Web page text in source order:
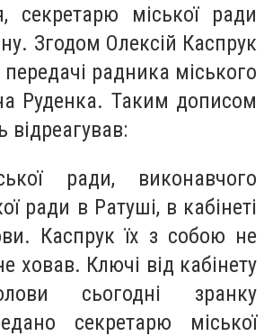
секретарю міської ради
. Згодом Олексій Каспрук
радника міського
Руденка. Таким дописом
відреагував:
ради, виконавчого
ради в Ратуші, в кабінеті
Каспрук їх з собою не
ховав. Ключі від кабінету
сьогодні зранку
секретарю міської